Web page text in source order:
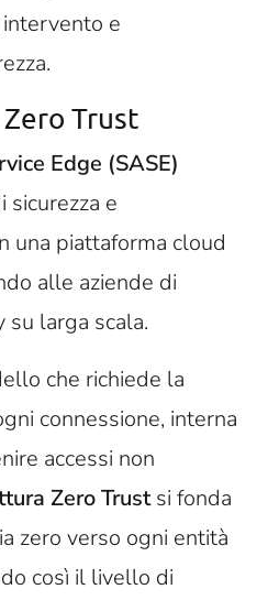
e
Zero Trust
Edge (SASE)
sicurezza e
una piattaforma cloud
alle aziende di
larga scala.
che richiede la
connessione, interna
accessi non
Zero Trustsi fonda
zero verso ogni entità
così il livello di